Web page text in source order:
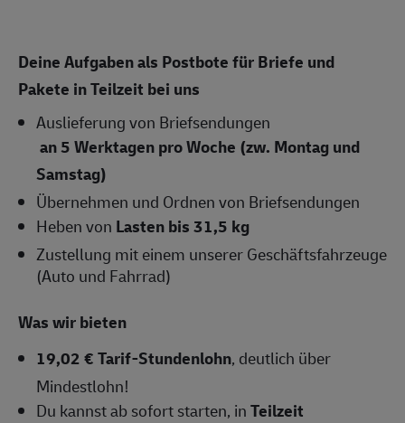
Deine Aufgaben als Postbote für Briefe und
Pakete in Teilzeit bei uns
Auslieferung von Briefsendungen
an 5 Werktagen pro Woche (zw. Montag und
Samstag)
Übernehmen und Ordnen von Briefsendungen
Heben von Lasten bis 31,5 kg
Zustellung mit einem unserer Geschäftsfahrzeuge
(Auto und Fahrrad)
Was wir bieten
19,02 € Tarif-Stundenlohn, deutlich über
Mindestlohn!
Du kannst ab sofort starten, inTeilzeit